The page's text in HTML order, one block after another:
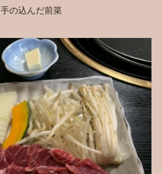
手の込んだ前菜